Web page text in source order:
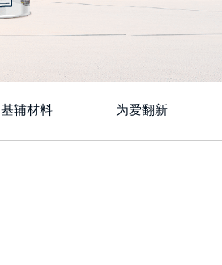
基辅材料 为爱翻新